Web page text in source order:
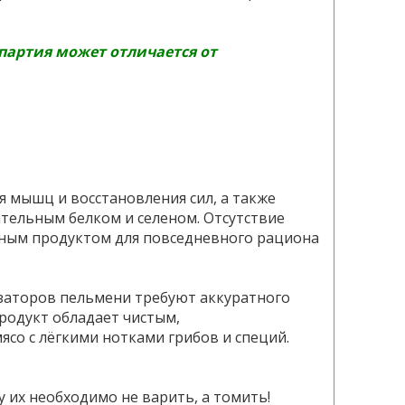
может отличается от
и восстановления сил, а также
белком и селеном. Отсутствие
продуктом для повседневного рациона
пельмени требуют аккуратного
обладает чистым,
с лёгкими нотками грибов и специй.
необходимо не варить, а томить!